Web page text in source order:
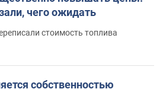
чего ожидать
стоимость топлива
собственностью